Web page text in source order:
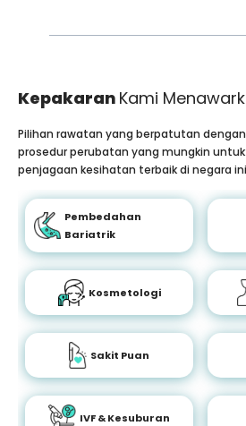
Kepakaran Kami
Pilihan rawatan yang berpatutan
prosedur perubatan yang mungkin
penjagaan kesihatan terbaik di negara
Pembedahan
Bariatrik
Kosmetologi
Sakit Puan
IVF & Kesuburan